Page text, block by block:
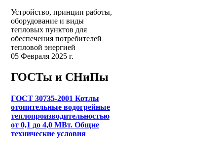
Устройство, принцип работы,
оборудование и виды
тепловых пунктов для
обеспечения потребителей
тепловой энергией
05 Февраля 2025 г.
ГОСТы и СНиПы
ГОСТ 30735-2001 Котлы
отопительные водогрейные
теплопроизводительностью
от 0,1 до 4,0 МВт. Общие
технические условия